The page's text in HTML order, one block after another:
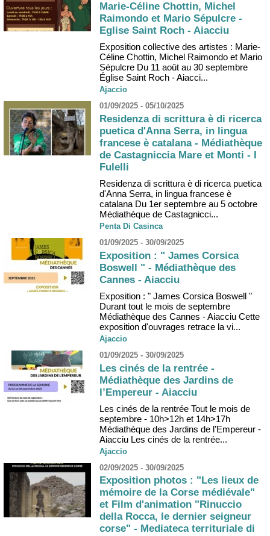
Marie-Céline Chottin, Michel
Raimondo et Mario Sépulcre -
Eglise Saint Roch - Aiacciu
Exposition collective des artistes : Marie-
Céline Chottin, Michel Raimondo et Mario
Sépulcre Du 11 août au 30 septembre
Église Saint Roch - Aiacci...
Ajaccio
01/09/2025 - 05/10/2025
Residenza di scrittura è di ricerca
puetica d'Anna Serra, in lingua
francese è catalana - Médiathèque
de Castagniccia Mare et Monti - I
Fulelli
Residenza di scrittura è di ricerca puetica
d'Anna Serra, in lingua francese è
catalana Du 1er septembre au 5 octobre
Médiathèque de Castagnicci...
Penta Di Casinca
01/09/2025 - 30/09/2025
Exposition : " James Corsica
Boswell " - Médiathèque des
Cannes - Aiacciu
Exposition : " James Corsica Boswell "
Durant tout le mois de septembre
Médiathèque des Cannes - Aiacciu Cette
exposition d'ouvrages retrace la vi...
Ajaccio
01/09/2025 - 30/09/2025
Les cinés de la rentrée -
Médiathèque des Jardins de
l’Empereur - Aiacciu
Les cinés de la rentrée Tout le mois de
septembre - 10h>12h et 14h>17h
Médiathèque des Jardins de l’Empereur -
Aiacciu Les cinés de la rentrée...
Ajaccio
02/09/2025 - 30/09/2025
Exposition photos : "Les lieux de
mémoire de la Corse médiévale"
et Film d'animation "Rinuccio
della Rocca, le dernier seigneur
corse" - Mediateca territuriale di